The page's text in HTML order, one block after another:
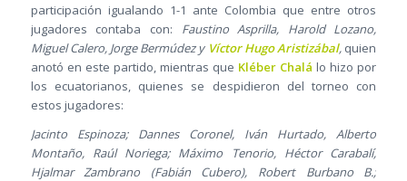
participación igualando 1-1 ante Colombia que entre otros
jugadores contaba con: Faustino Asprilla, Harold Lozano,
Miguel Calero, Jorge Bermúdez y Víctor Hugo Aristizábal, quien
anotó en este partido, mientras que Kléber Chalá lo hizo por
los ecuatorianos, quienes se despidieron del torneo con
estos jugadores:
Jacinto Espinoza; Dannes Coronel, Iván Hurtado, Alberto
Montaño, Raúl Noriega; Máximo Tenorio, Héctor Carabalí,
Hjalmar Zambrano (Fabián Cubero), Robert Burbano B.;